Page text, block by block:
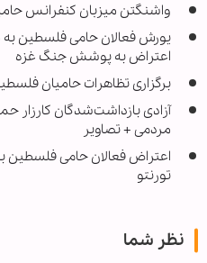
واشنگتن میزبان کنفرانس حامیان
یورش فعالان حامی فلسطین به
اعتراض به پوشش جنگ غزه
برگزاری تظاهرات حامیان
آزادی بازداشت‌شدگان کارزار
مردمی + تصاویر
اعتراض فعالان حامی فلسطین
تورنتو
نظر شما